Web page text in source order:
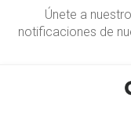
Únete a
notificaciones de